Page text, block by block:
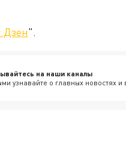
".
на наши каналы
узнавайте о главных новостях